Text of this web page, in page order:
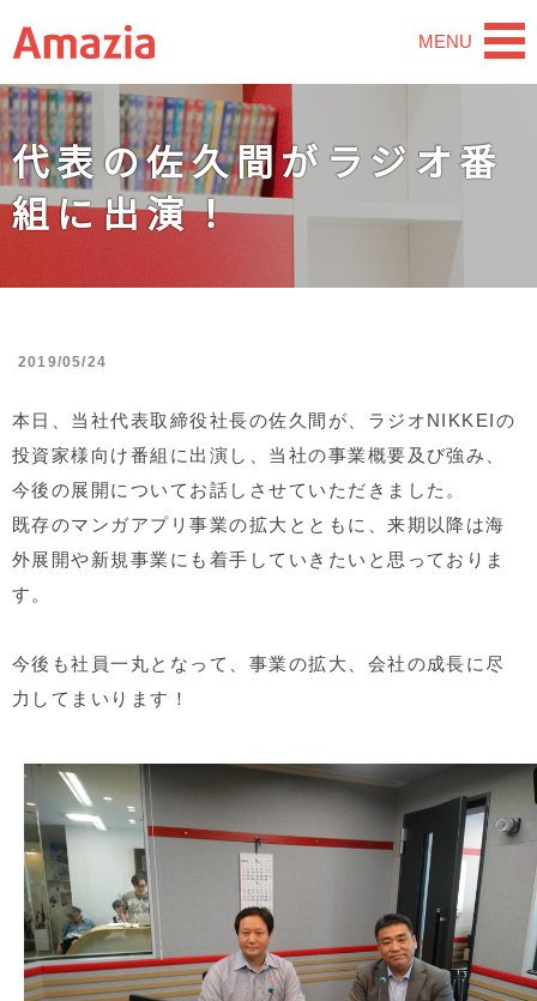
MENU
代表の佐久間がラジオ番
組に出演！
2019/05/24
本日、当社代表取締役社長の佐久間が、ラジオNIKKEIの
投資家様向け番組に出演し、当社の事業概要及び強み、
今後の展開についてお話しさせていただきました。
既存のマンガアプリ事業の拡大とともに、来期以降は海
外展開や新規事業にも着手していきたいと思っておりま
す。
今後も社員一丸となって、事業の拡大、会社の成長に尽
力してまいります！